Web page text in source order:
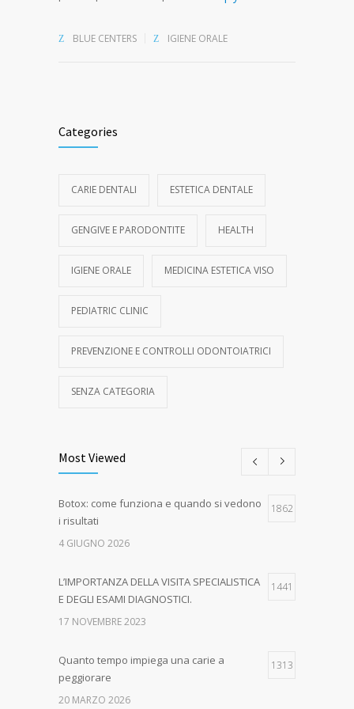
BLUE CENTERS IGIENE ORALE
Categories
CARIE DENTALI ESTETICA DENTALE
GENGIVE E PARODONTITE HEALTH
IGIENE ORALE MEDICINA ESTETICA VISO
PEDIATRIC CLINIC
PREVENZIONE E CONTROLLI ODONTOIATRICI
SENZA CATEGORIA
Most Viewed
Botox: come funziona e quando si vedono
i risultati
1862
4 GIUGNO 2026
L’IMPORTANZA DELLA VISITA SPECIALISTICA
E DEGLI ESAMI DIAGNOSTICI.
1441
17 NOVEMBRE 2023
Quanto tempo impiega una carie a
peggiorare
1313
20 MARZO 2026